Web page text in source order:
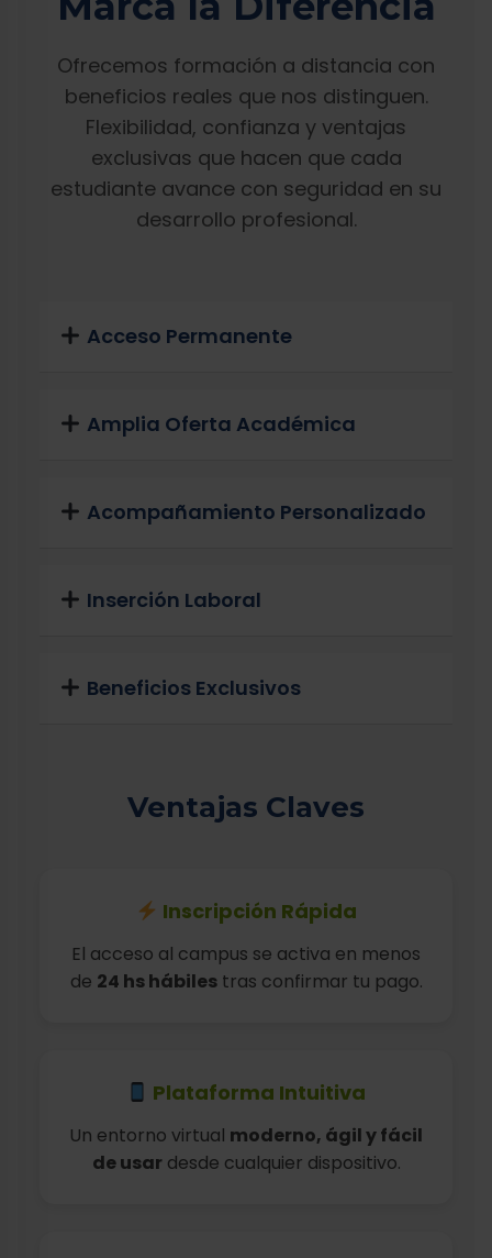
Ofrecemos formación a distancia con
beneficios reales que nos distinguen.
Flexibilidad, confianza y ventajas
exclusivas que hacen que cada
estudiante avance con seguridad en su
desarrollo profesional.
Acceso Permanente
Amplia Oferta Académica
Acompañamiento Personalizado
Inserción Laboral
Beneficios Exclusivos
Ventajas Claves
Inscripción Rápida
El acceso al campus se activa en menos
de 24 hs hábilestras confirmar tu pago.
Plataforma Intuitiva
Un entorno virtual moderno, ágil y fácil
de usardesde cualquier dispositivo.